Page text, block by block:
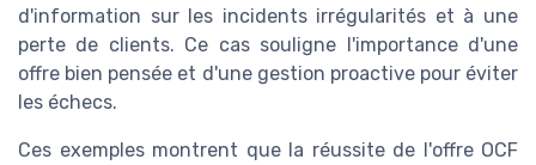
d'information sur les incidents irrégularités et à une
perte de clients. Ce cas souligne l'importance d'une
offre bien pensée et d'une gestion proactive pour éviter
les échecs.
Ces exemples montrent que la réussite de l'offre OCF